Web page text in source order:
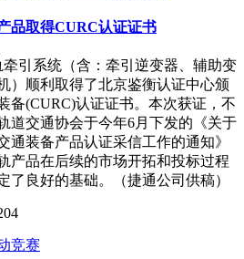
品取得CURC认证证书
牵引系统（含：牵引逆变器、辅助变
）顺利取得了北京鉴衡认证中心颁
备(CURC)认证证书。本次获证，不
道交通协会于今年6月下发的《关于
通装备产品认证采信工作的通知》
产品在后续的市场开拓和投标过程
了良好的基础。（捷通公司供稿）